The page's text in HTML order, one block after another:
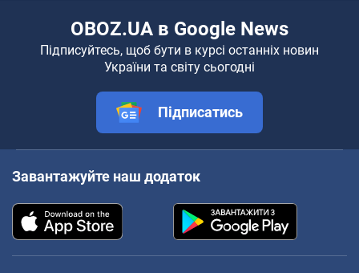
OBOZ.UA в Google News
Підписуйтесь, щоб бути в курсі останніх новин
України та світу сьогодні
Підписатись
Завантажуйте наш додаток